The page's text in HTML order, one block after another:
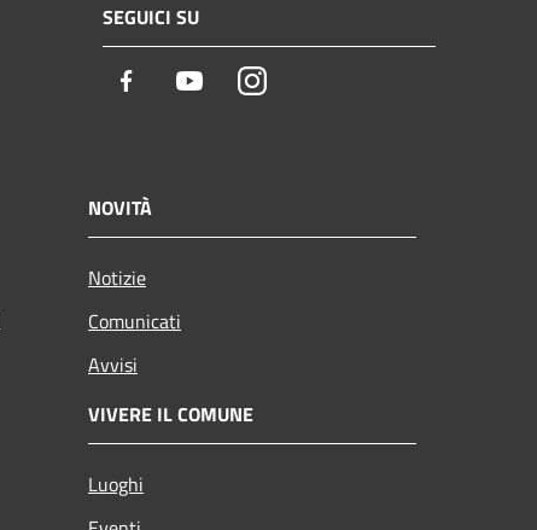
SEGUICI SU
Facebook YoutubeInstagram
NOVITÀ
Notizie
Comunicati
Avvisi
VIVERE IL COMUNE
Luoghi